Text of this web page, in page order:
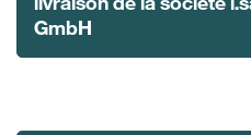
GmbH